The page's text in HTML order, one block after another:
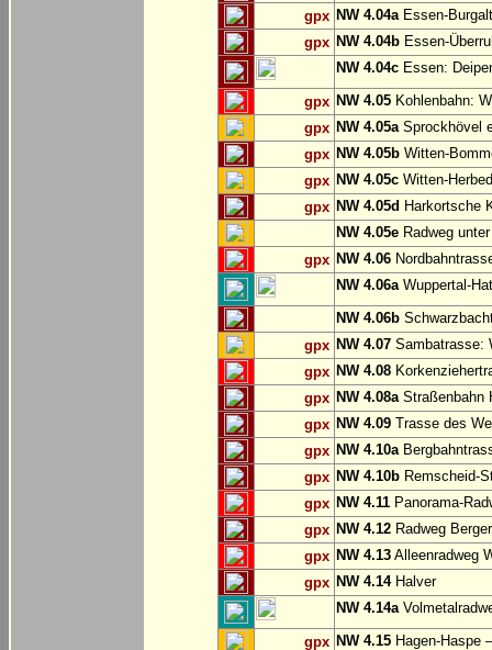
gpx NW 4.04aEssen-
gpx NW 4.04b Essen-
NW 4.04c Essen:
gpx NW 4.05 Kohlenbahn:
gpx NW 4.05aSprockhövel
gpx NW 4.05b Witten-
gpx NW 4.05c Witten-
gpx NW 4.05d Harkortsche
NW 4.05e Radweg
gpx NW 4.06
NW 4.06aWuppertal-
NW 4.06b
gpx NW 4.07 Sambatrasse:
gpx NW 4.08
gpx NW 4.08aStraßenbahn
gpx NW 4.09 Trasse des
gpx NW 4.10a
gpx NW 4.10b Remscheid-
gpx NW 4.11 Panorama-
gpx NW 4.12 Radweg
gpx NW 4.13 Alleenradweg
gpx NW 4.14Halver
NW 4.14a
gpx NW 4.15 Hagen-Haspe